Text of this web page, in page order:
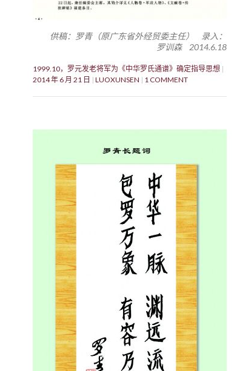
供稿：罗青（原广东省外经贸委主任） 录入：
罗训森 2014.6.18
1999.10，罗元发老将军为《中华罗氏通谱》确定指导思想
2014 年 6 月 21 日
LUOXUNSEN 1 COMMENT